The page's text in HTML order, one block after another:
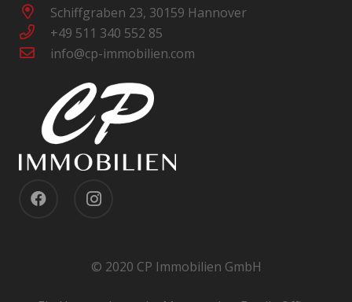
Schiffgraben 23, 30159 Hannover
+49 511 340 552 85
info@cp-immobilien.com
© 2020 CP Immobilien GmbH